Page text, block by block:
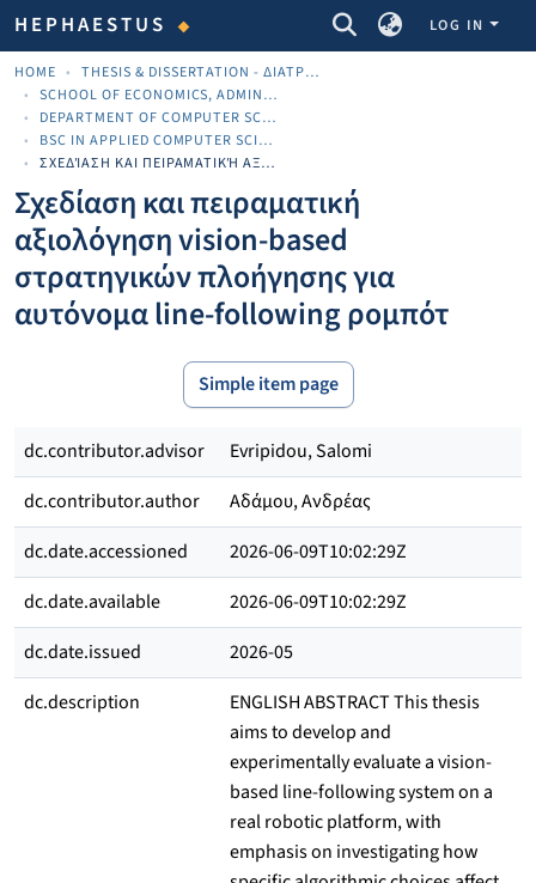
HEPHAESTUS COMMUNITIES & COLLECTIONS
LOG IN
HOME
THESIS & DISSERTATION - ΔΙΑΤΡΙΒΈΣ & ΔΙΔΑΚΤΟΡΙΚΈΣ
SCHOOL OF ECONOMICS, ADMINISTRATION AND COMPUTER SCIENCE
DEPARTMENT OF COMPUTER SCIENCE
BSC IN APPLIED COMPUTER SCIENCE
ΣΧΕΔΊΑΣΗ ΚΑΙ ΠΕΙΡΑΜΑΤΙΚΉ ΑΞΙΟΛΌΓΗΣΗ VISION-BASED ΣΤΡΑΤΗΓΙΚΏΝ ΠΛΟΉΓΗΣΗΣ ΓΙΑ ΑΥΤΌΝΟΜΑ LINE-FOLLOWING ΡΟΜΠΌΤ
Σχεδίαση και πειραματική
αξιολόγηση vision-based
στρατηγικών πλοήγησης για
αυτόνομα line-following ρομπότ
Simple item page
dc.contributor.advisor
Evripidou, Salomi
dc.contributor.author
Αδάμου, Ανδρέας
dc.date.accessioned
2026-06-09T10:02:29Z
dc.date.available
2026-06-09T10:02:29Z
dc.date.issued
2026-05
dc.description
ENGLISH ABSTRACT This thesis
aims to develop and
experimentally evaluate a vision-
based line-following system on a
real robotic platform, with
emphasis on investigating how